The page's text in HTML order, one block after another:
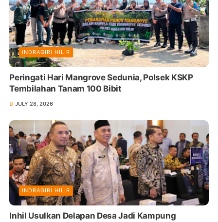
INDRAGIRI HILIR
Peringati Hari Mangrove Sedunia, Polsek KSKP
Tembilahan Tanam 100 Bibit
JULY 28, 2026
INDRAGIRI HILIR
Inhil Usulkan Delapan Desa Jadi Kampung